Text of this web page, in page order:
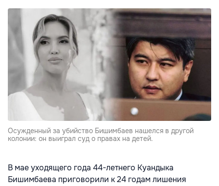
Осужденный за убийство Бишимбаев нашелся в другой
колонии: он выиграл суд о правах на детей.
В мае уходящего года 44-летнего Куандыка
Бишимбаева приговорили к 24 годам лишения